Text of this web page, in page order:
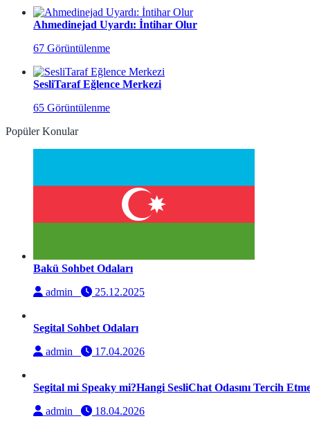
Ahmedinejad Uyardı: İntihar Olur
67 Görüntülenme
SesliTaraf Eğlence Merkezi
65 Görüntülenme
Popüler Konular
Bakü Sohbet Odaları
admin
25.12.2025
Segital Sohbet Odaları
admin
17.04.2026
Segital mi Speaky mi?Hangi SesliChat Odasını Tercih
admin
18.04.2026